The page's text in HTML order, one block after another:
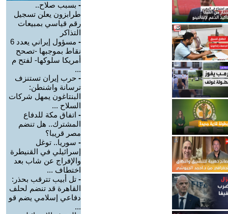
- بسبب صلاح..
طرابزون يعلن تسجيل
رقم قياسي بمبيعات
التذاكر
-
مسؤول إيراني يعدد 6
نقاط بموجبها -تصحح
أمريكا سلوكها- لفتح م
...
- حرب إيران تستنزف
ترسانة واشنطن:
البنتاغون يمهل شركات
السلاح ...
- اتفاق مكة للدفاع
المشترك.. هل تنضم
مصر قريبا؟
- سوريا.. توغل
إسرائيلي في القنيطرة
والإفراج عن شاب بعد
اختطاف ...
- تل أبيب تترقب بحذر:
القاهرة قد تنضم لحلف
دفاعي إسلامي يضم قو
...